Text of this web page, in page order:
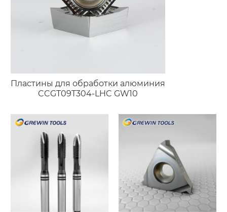
Пластины для обработки алюминия
CCGT09T304-LHC GW10